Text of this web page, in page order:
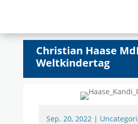
Christian Haase
Weltkindertag
Sep. 20, 2022|